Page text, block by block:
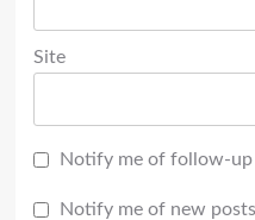
Site
Notify me of follow-up
Notify me of new